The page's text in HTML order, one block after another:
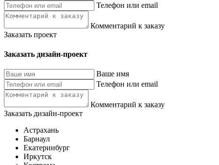
Телефон или email
Комментарий к заказу
Заказать проект
Заказать дизайн-проект
Ваше имя
Телефон или email
Комментарий к заказу
Заказать дизайн-проект
Астрахань
Барнаул
Екатеринбург
Иркутск